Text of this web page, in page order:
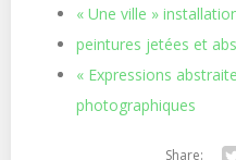
« Une ville »
peintures jetées et
« Expressions
photographiques
Share: